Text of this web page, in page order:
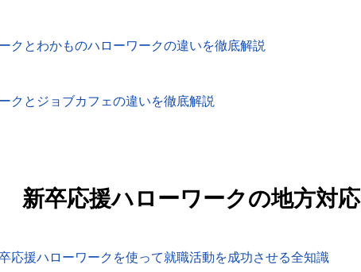
クとわかものハローワークの違いを徹底解説
クとジョブカフェの違いを徹底解説
新卒応援ハローワークの地方対応
応援ハローワークを使って就職活動を成功させる全知識